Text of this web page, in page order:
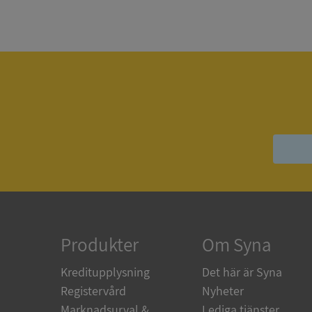
Produkter
Kreditupplysning
Registervård
Om Syna
Det här är Syna
Nyheter
ASP.NET_SessionId
ARRAffinity